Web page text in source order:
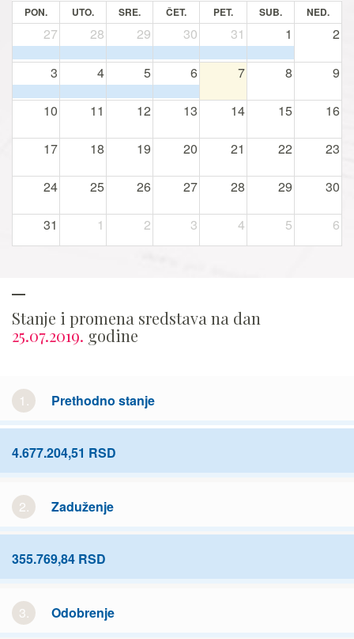
PON. UTO. SRE. ČET. PET. SUB. NED.
27 28 29 30 31 1 2
3 4 5 6 7 8 9
10 11 12 13 14 15 16
17 18 19 20 21 22 23
24 25 26 27 28 29 30
31 1 2 3 4 5 6
Stanje i promena sredstava na dan
25.07.2019. godine
1. Prethodno stanje
4.677.204,51 RSD
2. Zaduženje
355.769,84 RSD
3. Odobrenje